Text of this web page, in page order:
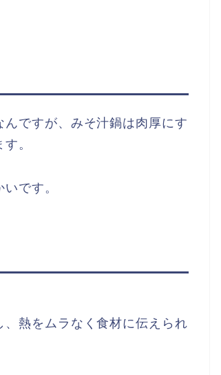
ですが、みそ汁鍋は肉厚にす
。
です。
熱をムラなく食材に伝えられ